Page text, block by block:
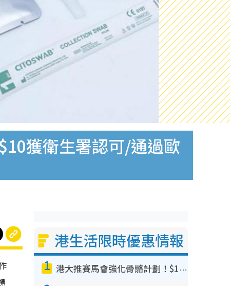
獲衛生署認可/通過歐
港生活限時優惠情報
1 港大推賽馬會強化骨骼計劃！$100骨質密度X光檢查 完成免費運動訓練送超市禮券！附參加資格